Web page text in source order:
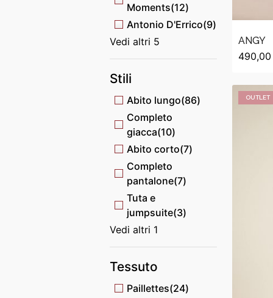
Moments(12)
Antonio D'Errico(9)
Vedi altri 5
Stili
Abito lungo(86)
Completo
giacca(10)
Abito corto(7)
Completo
pantalone(7)
Tuta e
jumpsuite(3)
Vedi altri 1
Tessuto
Paillettes(24)
ANGY
OUTLET